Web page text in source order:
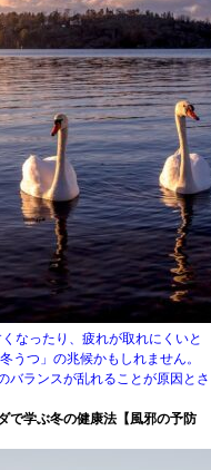
なったり、疲れが取れにくいと
うつ」の兆候かもしれません。
バランスが乱れることが原因とさ
で学ぶ冬の健康法【風邪の予防